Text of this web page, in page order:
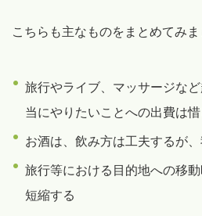
こちらも主なものをまとめてみま
旅行やライブ、マッサージな
当にやりたいことへの出費は
お酒は、飲み方は工夫するが
旅行等における目的地への移
短縮する